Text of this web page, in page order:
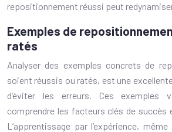
repositionnement réussi peut
Exemples de
ratés
Analyser des exemples concrets de
soient réussis ou ratés, est une
d’éviter les erreurs. Ces exemples
comprendre les facteurs clés de succès
L’apprentissage par l’expérience,